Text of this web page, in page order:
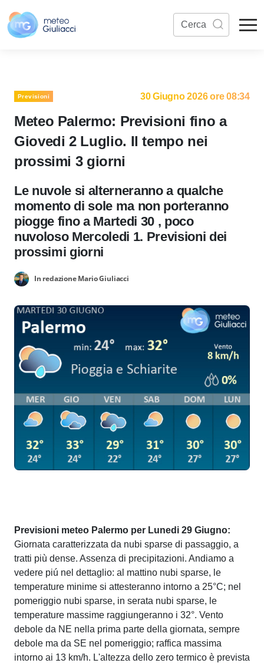
Previsioni 30 Giugno 2026 ore 08:34
Meteo Palermo: Previsioni fino a
Giovedi 2 Luglio. Il tempo nei
prossimi 3 giorni
Le nuvole si alterneranno a qualche
momento di sole ma non porteranno
piogge fino a Martedi 30 , poco
nuvoloso Mercoledi 1. Previsioni dei
prossimi giorni
In redazione Mario Giuliacci
Previsioni meteo Palermo per Lunedi 29 Giugno:
Giornata caratterizzata da nubi sparse di passaggio, a
tratti più dense. Assenza di precipitazioni. Andiamo a
vedere piú nel dettaglio: al mattino nubi sparse, le
temperature minime si attesteranno intorno a 25°C; nel
pomeriggio nubi sparse, in serata nubi sparse, le
temperature massime raggiungeranno i 32°. Vento
debole da NE nella prima parte della giornata, sempre
debole ma da SE nel pomeriggio; raffica massima
intorno ai 13 km/h. L'altezza dello zero termico è prevista